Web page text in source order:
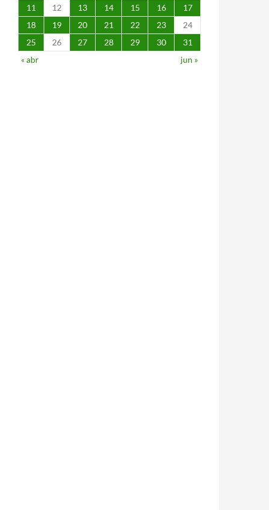
11
12 13 14 15 16
17
18
19 20 21 22 23
24
25
26 27 28 29 30
31
« abr
jun »